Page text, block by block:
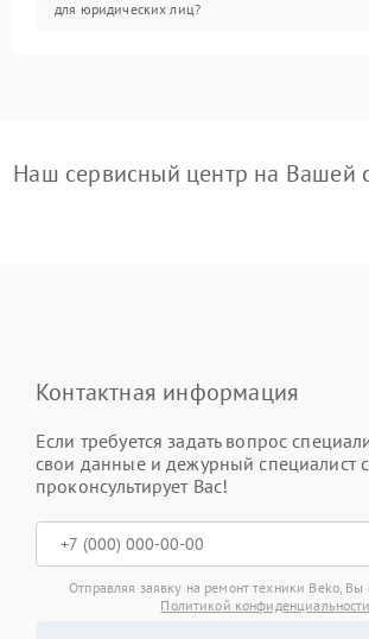
для юридических лиц?
Наш сервисный центр на Вашей
Контактная информация
Если требуется задать вопрос
свои данные и дежурный специалист
проконсультирует Вас!
Отправляя заявку на ремонт техники Beko, Вы
Политикой конфиденциальности